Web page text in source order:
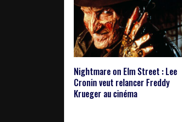
Nightmare on Elm Street : Lee
Cronin veut relancer Freddy
Krueger au cinéma